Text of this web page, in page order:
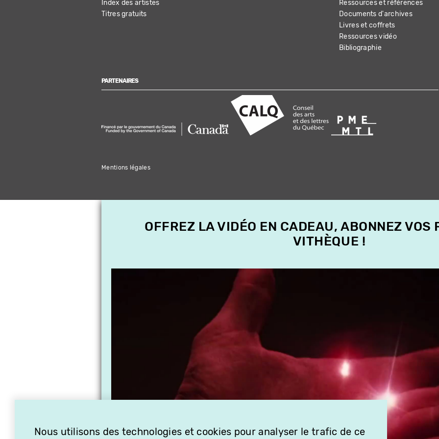
Index des artistes
Titres gratuits
Ressources et références
Documents d'archives
Livres et coffrets
Ressources vidéo
Bibliographie
PARTENAIRES
Mentions légales
Nous utilisons des technologies et cookies pour analyser le trafic de ce
OFFREZ LA VIDÉO EN CADEAU, ABONNEZ VOS
VITHÈQUE !